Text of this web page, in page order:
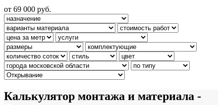
от 69 000 руб.
Калькулятор монтажа и материала -